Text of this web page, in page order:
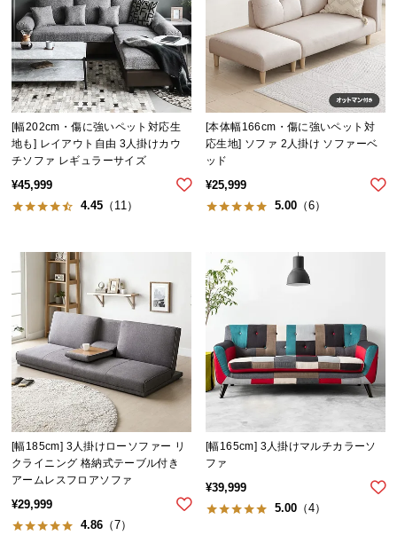
保
証
に
つ
い
て
会
規
約
つ
お
客
様
サ
ポ
ー
ト
[幅202cm・傷に強いペット対応生
地も] レイアウト自由 3人掛けカウ
チソファ レギュラーサイズ
¥45,999
4.45 （11）
[本体幅166cm・傷に強いペット対
応生地] ソファ 2人掛け ソファーベ
ッド
¥25,999
5.00 （6）
[幅185cm] 3人掛けローソファー リ
クライニング 格納式テーブル付き
アームレスフロアソファ
¥29,999
4.86 （7）
[幅165cm] 3人掛けマルチカラーソ
ファ
¥39,999
5.00 （4）